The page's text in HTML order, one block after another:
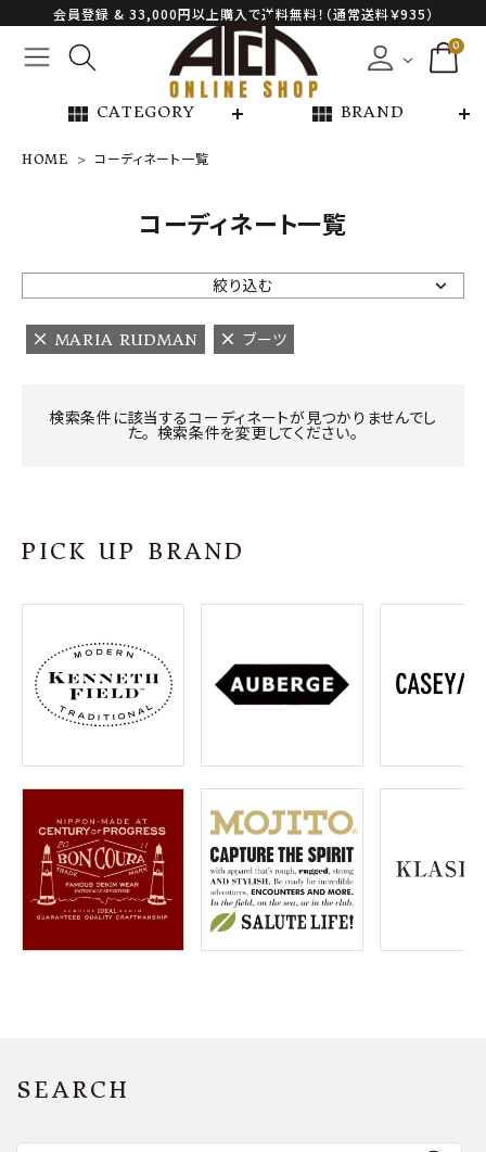
会員登録 & 33,000円以上購入で送料無料！（通常送料￥935）
0
view_module CATEGORY view_module BRAND
NEW ARRIVAL
ARCH EXCLUSIVE
BRAND
INFORMATION
ご利用ガイド
プライバシーポリシー
特定商取引法について
お問い合わせ
OFFICIAL WEB SITE
ACCOUNT MENU
ようこそ ゲスト 様
meeting_room ログイン 会員登録
HOME コーディネート一覧
コーディネート一覧
絞り込む
MARIA RUDMAN ブーツ
検索条件に該当するコーディネートが見つかりませんでし
た。 検索条件を変更してください。
PICK UP BRAND
SEARCH